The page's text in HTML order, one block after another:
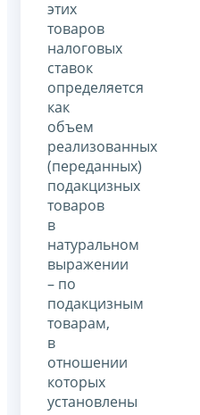
этих
товаров
налоговых
ставок
определяется
как
объем
реализованных
(переданных)
подакцизных
товаров
в
натуральном
выражении
– по
подакцизным
товарам,
в
отношении
которых
установлены